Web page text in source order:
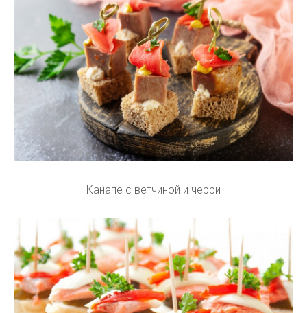
Канапе с ветчиной и черри